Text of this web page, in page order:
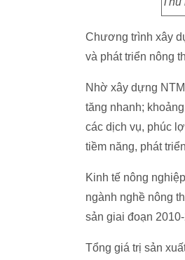
Chương trình xây
và phát triển nông
Nhờ xây dựng
tăng nhanh;
các dịch vụ, phúc
tiềm năng, phát
Kinh tế nông
ngành nghề nông
sản giai đoạn
Tổng giá trị sản